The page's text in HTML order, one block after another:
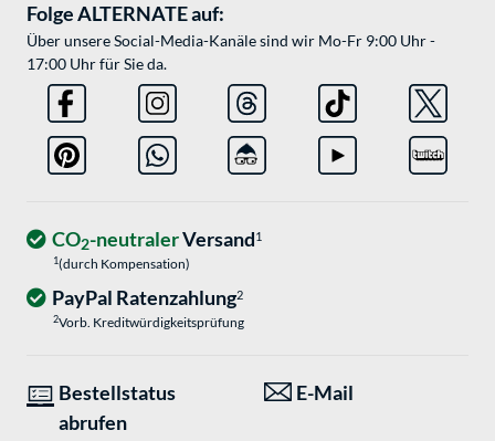
Folge ALTERNATE auf:
Über unsere Social-Media-Kanäle sind wir Mo-Fr 9:00 Uhr -
17:00 Uhr für Sie da.
CO2-neutralerVersand1
1(durch Kompensation)
PayPal Ratenzahlung2
2Vorb. Kreditwürdigkeitsprüfung
Bestellstatus
abrufen
E-Mail